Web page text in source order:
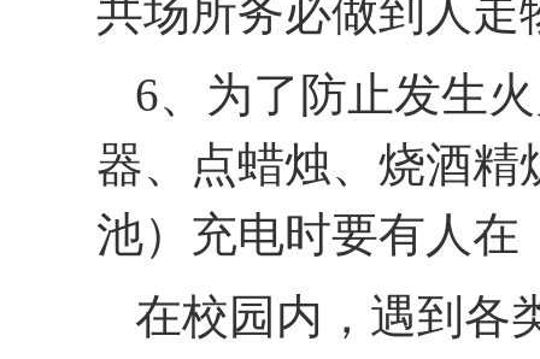
共场所务必做到人走
6、为了防止发生
器、点蜡烛、烧酒
池）充电时要有人
在校园内，遇到各